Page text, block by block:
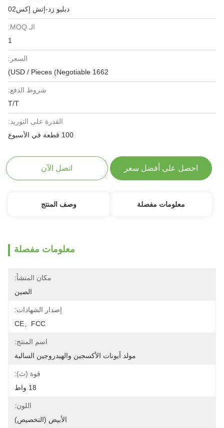
دبليو زد-إتش إكس02
الـ MOQ:
السعر:
1662 USD / Pieces (Negotiable)
شروط الدفع:
T/T
القدرة على التوريد:
100 قطعة في الأسبوع
احصل على أفضل سعر اتصل الآن
معلومات مفصلة وصف المنتج
معلومات مفصلة
مكان المنشأ:
الصين
إصدار الشهادات:
CE、FCC
اسم المنتج:
مولد أيونات الأكسجين والهيدروجين السالبة
قوة (ث):
18 واط
اللون:
الأبيض (التخصيص)